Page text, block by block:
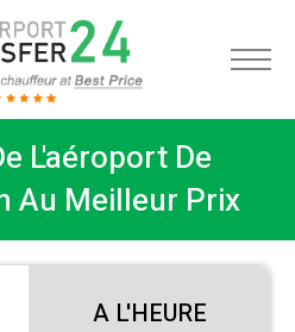
L'aéroport De
Au Meilleur Prix
A L'HEURE